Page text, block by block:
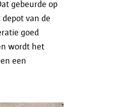
gebeurde op
van de
goed
wordt het
een
zolang dat nodig is voor het
lang je gegevens in een